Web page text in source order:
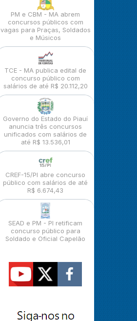
PM e CBM - MA abrem
concursos públicos com
vagas para Praças, Soldados
e Músicos
TCE - MA publica edital de
concurso público com
salários de até R$ 20.112,20
Governo do Estado do Piauí
anuncia três concursos
unificados com salários de
até R$ 13.536,01
CREF-15/PI abre concurso
público com salários de até
R$ 6.674,43
SEAD e PM - PI retificam
concurso público para
Soldado e Oficial Capelão